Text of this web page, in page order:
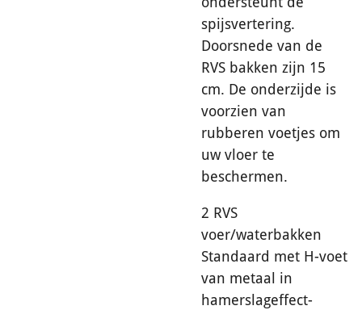
spijsvertering.
Doorsnede van de
RVS bakken zijn 15
cm. De onderzijde is
voorzien van
rubberen voetjes om
uw vloer te
beschermen.
2 RVS
voer/waterbakken
Standaard met H-voet
van metaal in
hamerslageffect-